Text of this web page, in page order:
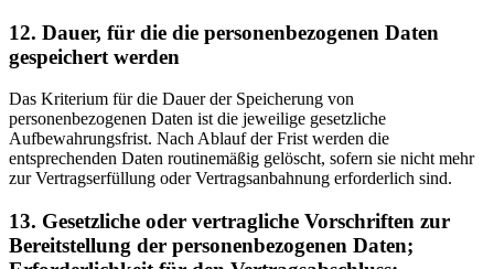
12. Dauer, für die die personenbezogenen Daten
gespeichert werden
Das Kriterium für die Dauer der Speicherung von
personenbezogenen Daten ist die jeweilige gesetzliche
Aufbewahrungsfrist. Nach Ablauf der Frist werden die
entsprechenden Daten routinemäßig gelöscht, sofern sie nicht mehr
zur Vertragserfüllung oder Vertragsanbahnung erforderlich sind.
13. Gesetzliche oder vertragliche Vorschriften zur
Bereitstellung der personenbezogenen Daten;